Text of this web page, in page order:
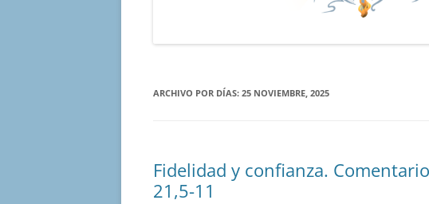
ARCHIVO POR DÍAS: 25 NOVIEMBRE, 2025
Fidelidad y confianza.
21,5-11